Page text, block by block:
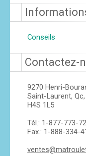
Conseils
Contactez-
9270 Henri-
Saint-Laurent,
H4S 1L5
Tél.: 1-877-773-
Fax.: 1-888-334-